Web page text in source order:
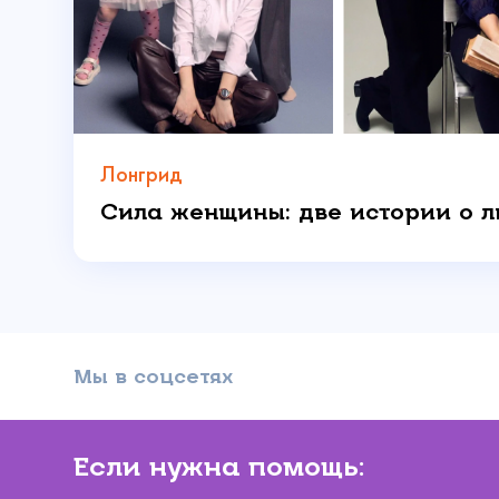
Лонгрид
Мы в соцсетях
Если нужна помощь:
Даю